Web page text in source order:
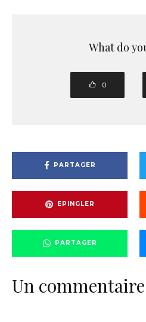
What do
0
PARTAGER
EPINGLER
PARTAGER
Un commentaire